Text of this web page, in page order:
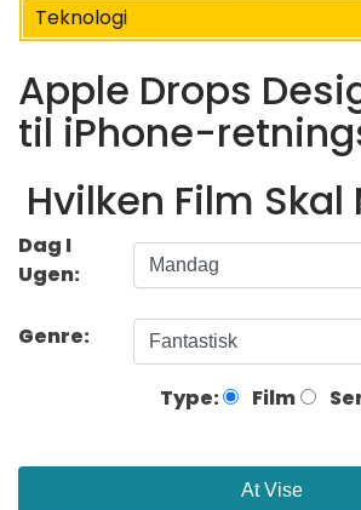
Teknologi
Apple Drops
til iPhone-
Hvilken Film Skal
Dag I
Ugen:
Genre:
Type: Film
At Vise